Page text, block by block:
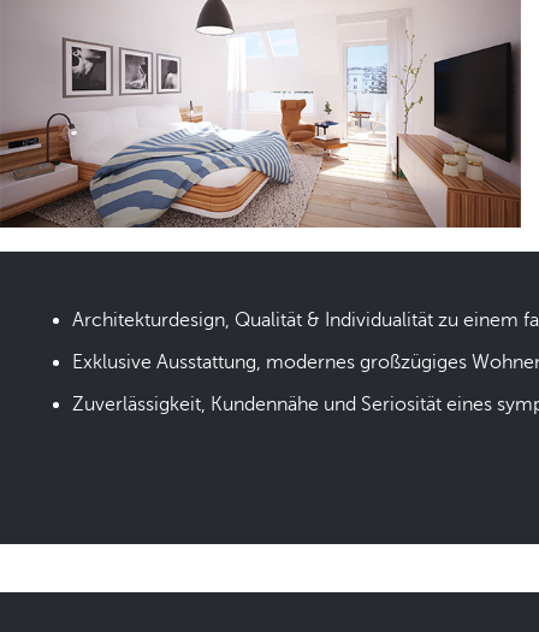
Architekturdesign, Qualität & Individualität zu einem
Exklusive Ausstattung, modernes großzügiges
Zuverlässigkeit, Kundennähe und Seriosität eines